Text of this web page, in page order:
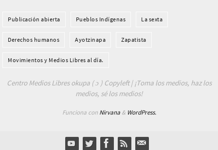
Publicación abierta Pueblos Indí­genas La sexta
Derechos humanos Ayotzinapa Zapatista
Movimientos y Medios Libres al día.
Centro Medios Libres okupa ( ɔ ) Copyleft | ¡Toma los medios, haz los
medios, sé los medios!
Funciona con Nirvana& WordPress.